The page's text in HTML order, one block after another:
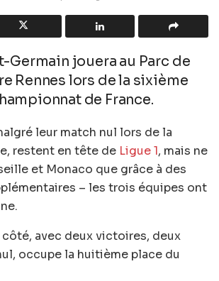
Germain jouera au Parc de
Rennes lors de la sixième
de France.
leur match nul lors de la
restent en tête de Ligue 1, mais ne
et Monaco que grâce à des
– les trois équipes ont
côté, avec deux victoires, deux
occupe la huitième place du